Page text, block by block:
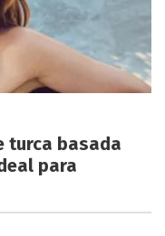
turca basada
para